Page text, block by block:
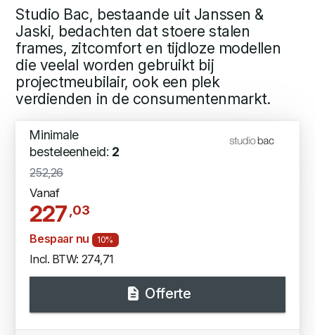
Studio Bac, bestaande uit Janssen &
Jaski, bedachten dat stoere stalen
frames, zitcomfort en tijdloze modellen
die veelal worden gebruikt bij
projectmeubilair, ook een plek
verdienden in de consumentenmarkt.
Minimale
besteleenheid: 2
252,26
Vanaf
227,03
Bespaar nu 10%
Incl. BTW: 274,71
Offerte